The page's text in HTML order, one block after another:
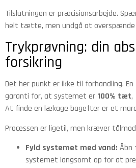
Tilslutningen er præcisionsarbejde.
helt tætte, men undgå at overspænde
Trykprøvning: din
forsikring
Det her punkt er ikke til forhandling.
garanti for, at systemet er 100% tæt,
At finde en lækage bagefter er et
Processen er ligetil, men kræver
Fyld systemet med vand: Åbn
systemet langsomt op for at